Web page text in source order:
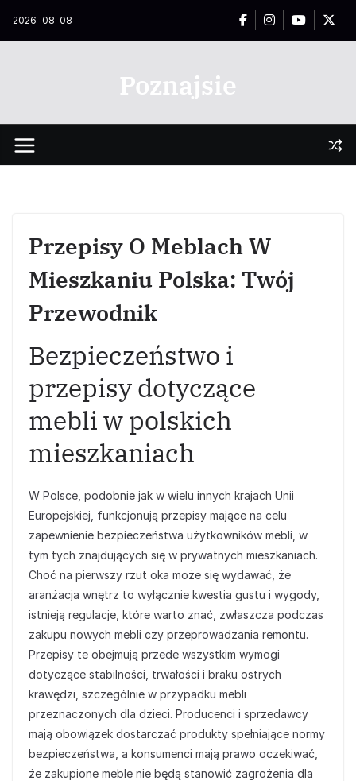
2026-08-08
Poznajsie
Przepisy O Meblach W
Mieszkaniu Polska: Twój
Przewodnik
Bezpieczeństwo i
przepisy dotyczące
mebli w polskich
mieszkaniach
W Polsce, podobnie jak w wielu innych krajach Unii
Europejskiej, funkcjonują przepisy mające na celu
zapewnienie bezpieczeństwa użytkowników mebli, w
tym tych znajdujących się w prywatnych mieszkaniach.
Choć na pierwszy rzut oka może się wydawać, że
aranżacja wnętrz to wyłącznie kwestia gustu i wygody,
istnieją regulacje, które warto znać, zwłaszcza podczas
zakupu nowych mebli czy przeprowadzania remontu.
Przepisy te obejmują przede wszystkim wymogi
dotyczące stabilności, trwałości i braku ostrych
krawędzi, szczególnie w przypadku mebli
przeznaczonych dla dzieci. Producenci i sprzedawcy
mają obowiązek dostarczać produkty spełniające normy
bezpieczeństwa, a konsumenci mają prawo oczekiwać,
że zakupione meble nie będą stanowić zagrożenia dla